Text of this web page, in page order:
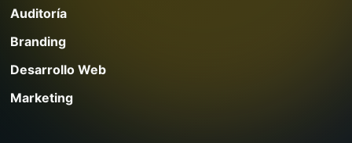
Auditoría
Branding
Desarrollo Web
Marketing